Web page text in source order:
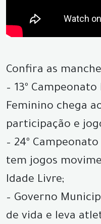
Confira as
– 13º
Feminino chega
participação e
– 24º
tem jogos
Idade Livre;
– Governo
de vida e leva